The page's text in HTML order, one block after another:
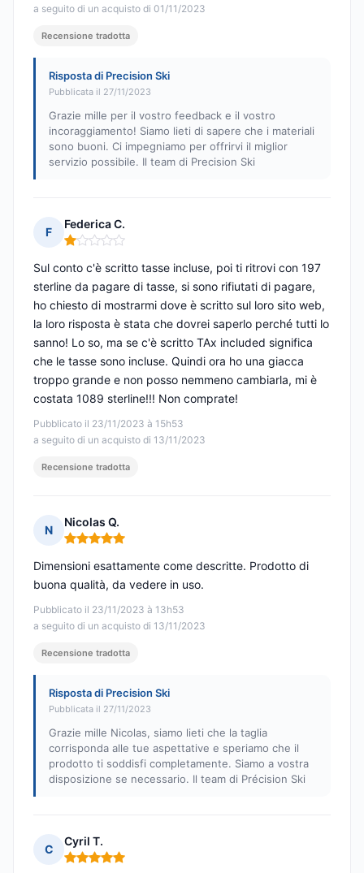
a seguito di un acquisto di 01/11/2023
Recensione tradotta
Risposta di Precision Ski
Pubblicata il 27/11/2023
Grazie mille per il vostro feedback e il vostro
incoraggiamento! Siamo lieti di sapere che i materiali
sono buoni. Ci impegniamo per offrirvi il miglior
servizio possibile. Il team di Precision Ski
F
Federica C.
Nota: 1 su 5
Pubblicato il 23/11/2023 à 15h53
a seguito di un acquisto di 13/11/2023
Sul conto c'è scritto tasse incluse, poi ti ritrovi con 197
sterline da pagare di tasse, si sono rifiutati di pagare,
ho chiesto di mostrarmi dove è scritto sul loro sito web,
la loro risposta è stata che dovrei saperlo perché tutti lo
sanno! Lo so, ma se c'è scritto TAx included significa
che le tasse sono incluse. Quindi ora ho una giacca
troppo grande e non posso nemmeno cambiarla, mi è
costata 1089 sterline!!! Non comprate!
Recensione tradotta
N
Nicolas Q.
Nota: 5 su 5
Pubblicato il 23/11/2023 à 13h53
a seguito di un acquisto di 13/11/2023
Dimensioni esattamente come descritte. Prodotto di
buona qualità, da vedere in uso.
Recensione tradotta
Risposta di Precision Ski
Pubblicata il 27/11/2023
Grazie mille Nicolas, siamo lieti che la taglia
corrisponda alle tue aspettative e speriamo che il
prodotto ti soddisfi completamente. Siamo a vostra
disposizione se necessario. Il team di Précision Ski
C
Cyril T.
Nota: 5 su 5